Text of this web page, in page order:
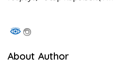
About Author